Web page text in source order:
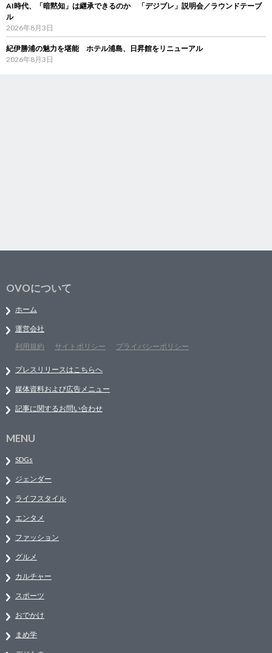
AI時代、「暗黙知」は継承できるのか 「デジブレ」説明会／ラウンドテーブ
ル
2026年8月3日
紀伊勝浦の魅力を堪能 ホテル浦島、日昇館をリニューアル
2026年8月3日
OVOについて
ホーム
運営会社
利用規約
サイトポリシー プライバシーポリシー
プレスリリースはこちらへ
媒体資料および広告メニュー
記事に関するお問い合わせ
MENU
SDGs
ジェンダー
ライフスタイル
エンタメ
ファッション
グルメ
カルチャー
スポーツ
おでかけ
まめ学